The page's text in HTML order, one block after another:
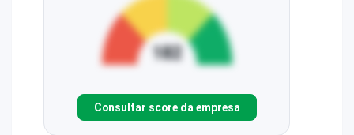
Consultar score da empresa